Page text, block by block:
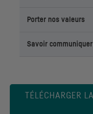
Porter nos valeurs
Savoir communiquer
TÉLÉCHARGER